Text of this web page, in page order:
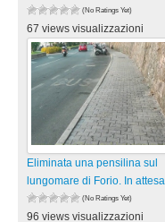
(No Ratings Yet)
67 views visualizzazioni
Eliminata una pensilina sul
lungomare di Forio. In attesa
(No Ratings Yet)
96 views visualizzazioni